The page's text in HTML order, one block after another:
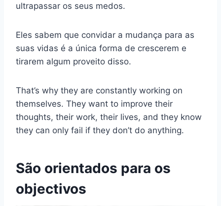
ultrapassar os seus medos.
Eles sabem que convidar a mudança para as
suas vidas é a única forma de crescerem e
tirarem algum proveito disso.
That’s why they are constantly working on
themselves. They want to improve their
thoughts, their work, their lives, and they know
they can only fail if they don’t do anything.
São orientados para os
objectivos